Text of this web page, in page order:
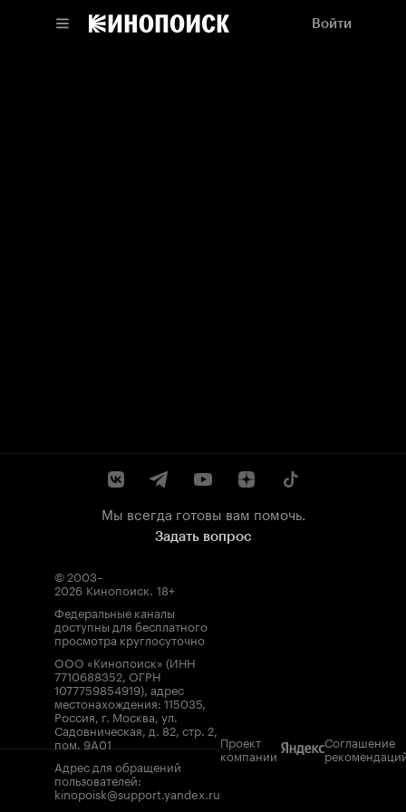
Войти
Мы всегда готовы вам помочь.
Задать вопрос
© 2003–
2026 Кинопоиск. 18+
Федеральные каналы
доступны для бесплатного
просмотра круглосуточно
ООО «Кинопоиск» (ИНН
7710688352, ОГРН
1077759854919), адрес
местонахождения: 115035,
Россия, г. Москва, ул.
Садовническая, д. 82, стр. 2,
пом. 9А01
Адрес для обращений
пользователей:
kinopoisk@support.yandex.ru
Проект
компании
Соглашение